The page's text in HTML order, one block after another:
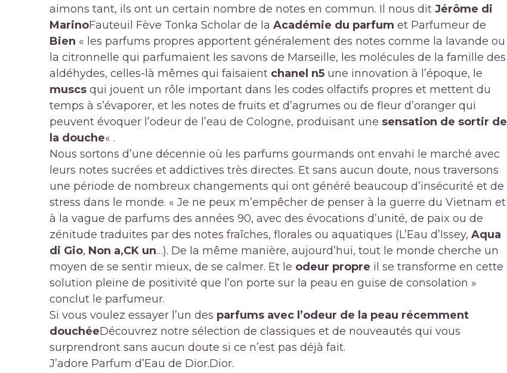
aimons tant, ils ont un certain nombre de notes en commun. Il nous dit Jérôme di
MarinoFauteuil Fève Tonka Scholar de la Académie du parfum et Parfumeur de
Bien « les parfums propres apportent généralement des notes comme la lavande ou
la citronnelle qui parfumaient les savons de Marseille, les molécules de la famille des
aldéhydes, celles-là mêmes qui faisaient chanel n5 une innovation à l’époque, le
muscs qui jouent un rôle important dans les codes olfactifs propres et mettent du
temps à s’évaporer, et les notes de fruits et d’agrumes ou de fleur d’oranger qui
peuvent évoquer l’odeur de l’eau de Cologne, produisant une sensation de sortir de
la douche« .
Nous sortons d’une décennie où les parfums gourmands ont envahi le marché avec
leurs notes sucrées et addictives très directes. Et sans aucun doute, nous traversons
une période de nombreux changements qui ont généré beaucoup d’insécurité et de
stress dans le monde. « Je ne peux m’empêcher de penser à la guerre du Vietnam et
à la vague de parfums des années 90, avec des évocations d’unité, de paix ou de
zénitude traduites par des notes fraîches, florales ou aquatiques (L’Eau d’Issey, Aqua
di Gio, Non a,CK un…). De la même manière, aujourd’hui, tout le monde cherche un
moyen de se sentir mieux, de se calmer. Et le odeur propre il se transforme en cette
solution pleine de positivité que l’on porte sur la peau en guise de consolation »
conclut le parfumeur.
Si vous voulez essayer l’un des parfums avec l’odeur de la peau récemment
douchéeDécouvrez notre sélection de classiques et de nouveautés qui vous
surprendront sans aucun doute si ce n’est pas déjà fait.
J’adore Parfum d’Eau de Dior.Dior.